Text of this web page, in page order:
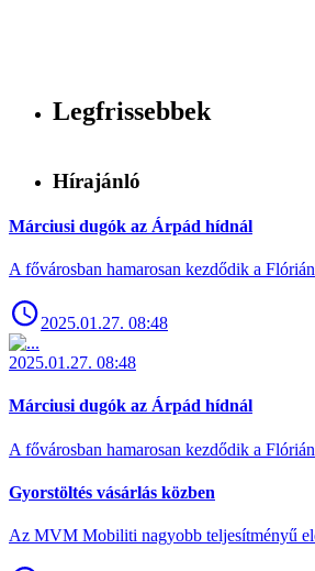
Legfrissebbek
Hírajánló
Márciusi dugók az Árpád hídnál
A fővárosban hamarosan kezdődik a
2025.01.27. 08:48
2025.01.27. 08:48
Márciusi dugók az Árpád hídnál
A fővárosban hamarosan kezdődik a
Gyorstöltés vásárlás közben
Az MVM Mobiliti nagyobb teljesítményű